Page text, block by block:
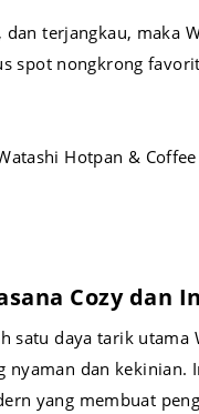
terjangkau, maka
spot nongkrong
Hotpan &
Cozy dan
satu daya tarik utama
nyaman dan kekinian.
yang membuat